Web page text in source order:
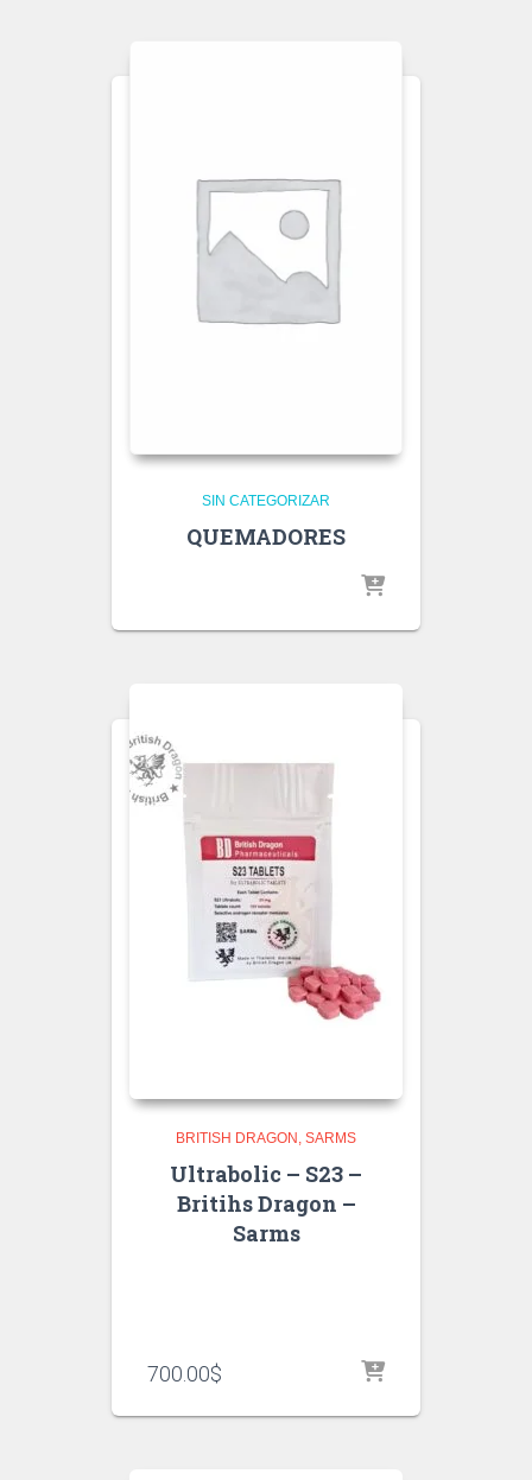
SIN CATEGORIZAR
QUEMADORES
BRITISH DRAGON SARMS
Ultrabolic – S23 –
Britihs Dragon –
Sarms
700.00$